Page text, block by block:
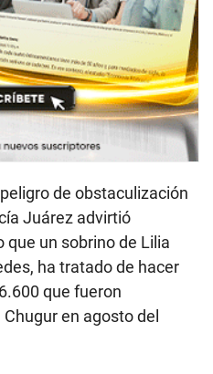
de obstaculización
Juárez advirtió
un sobrino de Lilia
ha tratado de hacer
que fueron
en agosto del